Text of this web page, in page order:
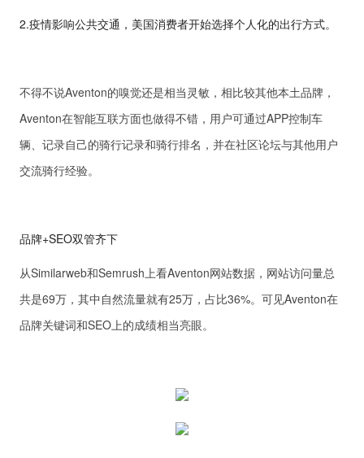
2.疫情影响公共交通，美国消费者开始选择个人化的出行方式。
不得不说Aventon的嗅觉还是相当灵敏，相比较其他本土品牌，
Aventon在智能互联方面也做得不错，用户可通过APP控制车
辆、记录自己的骑行记录和骑行排名，并在社区论坛与其他用户
交流骑行经验。
品牌+SEO双管齐下
从Similarweb和Semrush上看Aventon网站数据，网站访问量总
共是69万，其中自然流量就有25万，占比36%。可见Aventon在
品牌关键词和SEO上的成绩相当亮眼。